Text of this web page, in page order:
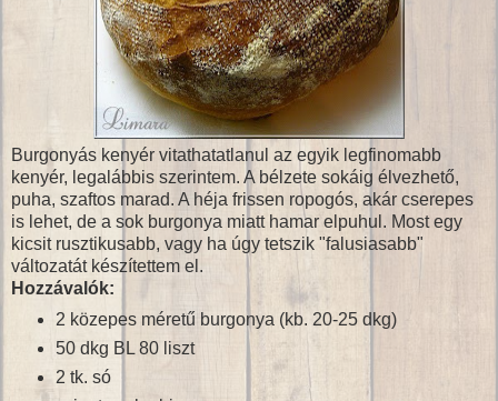
Burgonyás kenyér vitathatatlanul az egyik legfinomabb
kenyér, legalábbis szerintem. A bélzete sokáig élvezhető,
puha, szaftos marad. A héja frissen ropogós, akár cserepes
is lehet, de a sok burgonya miatt hamar elpuhul. Most egy
kicsit rusztikusabb, vagy ha úgy tetszik "falusiasabb"
változatát készítettem el.
Hozzávalók:
2 közepes méretű burgonya (kb. 20-25 dkg)
50 dkg BL 80 liszt
2 tk. só